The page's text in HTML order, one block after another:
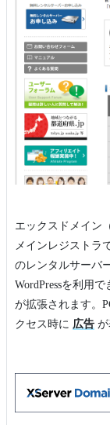
エックスドメイン
メインレジストラ
のレンタルサーバ
WordPressを利用
が拡張されます。
クセス時に 広告が